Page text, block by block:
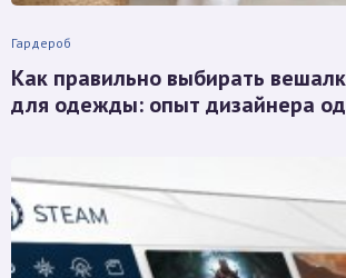
Гардероб
Как правильно выбирать
для одежды: опыт дизайнера